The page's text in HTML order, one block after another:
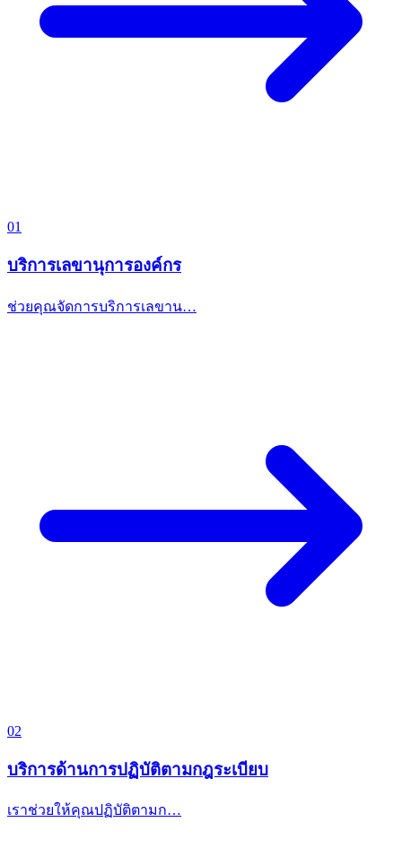
01
บริการเลขานุการองค์กร
ช่วยคุณจัดการบริการเลขาน…
02
บริการด้านการปฏิบัติตามกฎระเบียบ
เราช่วยให้คุณปฏิบัติตามก…